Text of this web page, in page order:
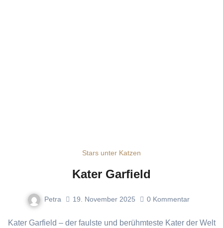
Stars unter Katzen
Kater Garfield
Petra 19. November 2025 0 Kommentar
Kater Garfield – der faulste und berühmteste Kater der Welt